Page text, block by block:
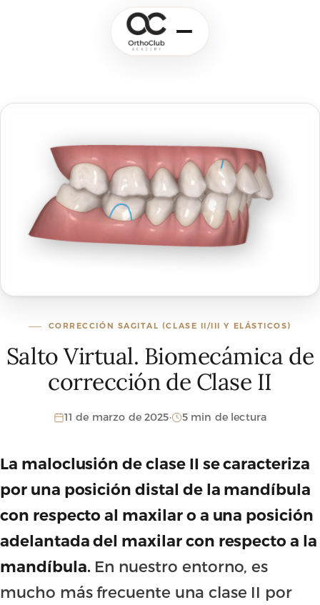
CORRECCIÓN SAGITAL (CLASE II/III Y ELÁSTICOS)
Salto Virtual. Biomecámica de
corrección de Clase II
11 de marzo de 2025· 5 min de lectura
La maloclusión de clase II se caracteriza
por una posición distal de la mandíbula
con respecto al maxilar o a una posición
adelantada del maxilar con respecto a la
mandíbula. En nuestro entorno, es
mucho más frecuente una clase II por